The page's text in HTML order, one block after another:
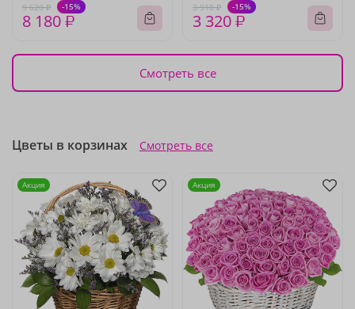
9 620 ₽ -15%
8 180 ₽
3 910 ₽ -15%
3 320 ₽
Смотреть все
Цветы в корзинах Смотреть все
Акция Акция